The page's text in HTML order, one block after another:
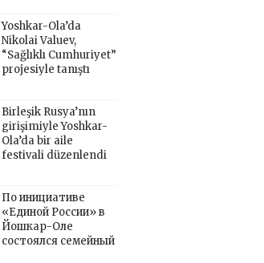
Yoshkar-Ola’da
Nikolai Valuev,
“Sağlıklı Cumhuriyet”
projesiyle tanıştı
Birleşik Rusya’nın
girişimiyle Yoshkar-
Ola’da bir aile
festivali düzenlendi
По инициативе
«Единой России» в
Йошкар-Оле
состоялся семейный